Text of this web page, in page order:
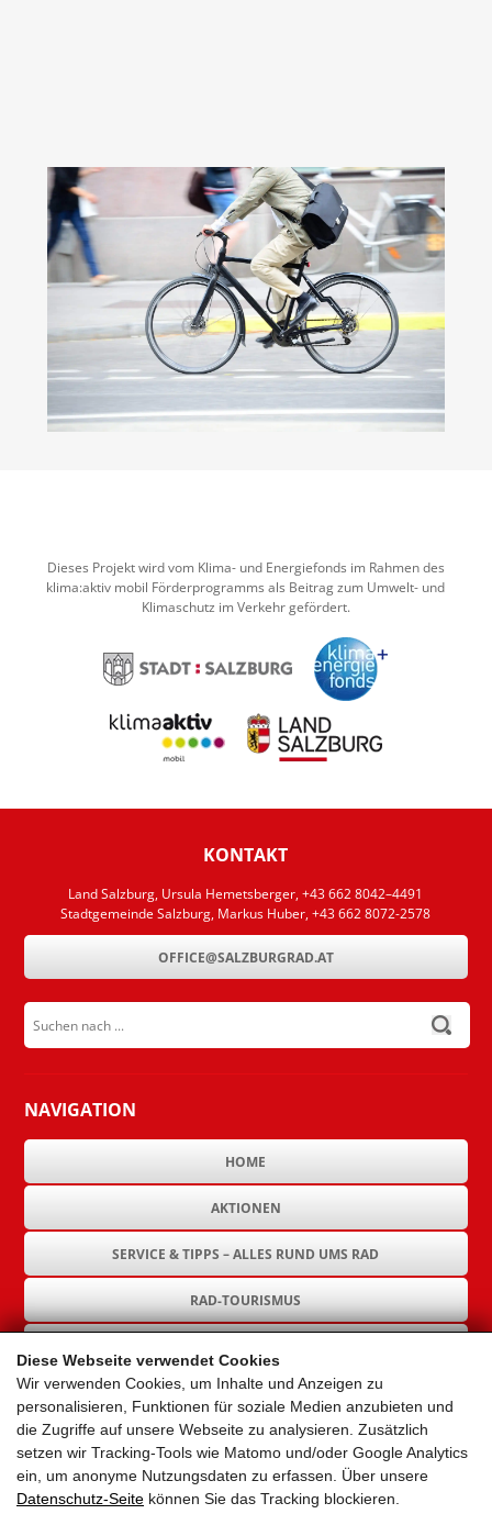
Diese Webseite verwendet Cookies
Wir verwenden Cookies, um Inhalte und Anzeigen zu
personalisieren, Funktionen für soziale Medien anzubieten und
die Zugriffe auf unsere Webseite zu analysieren. Zusätzlich
setzen wir Tracking-Tools wie Matomo und/oder Google Analytics
ein, um anonyme Nutzungsdaten zu erfassen. Über unsere
Datenschutz-Seite können Sie das Tracking blockieren.
Dieses Projekt wird vom Klima- und Energiefonds im Rahmen des
klima:aktiv mobil Förderprogramms als Beitrag zum Umwelt- und
Klimaschutz im Verkehr gefördert.
KONTAKT
Land Salzburg, Ursula Hemetsberger, +43 662 8042–4491
Stadtgemeinde Salzburg, Markus Huber, +43 662 8072-2578
OFFICE@SALZBURGRAD.AT
Suchen nach ...
submit
NAVIGATION
HOME
AKTIONEN
SERVICE & TIPPS – ALLES RUND UMS RAD
RAD-TOURISMUS
GEMEINDEN
AKTUELLES
PARTNER